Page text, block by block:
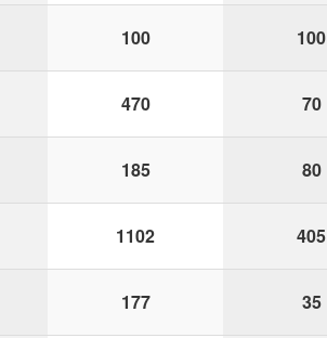
100 100
470 70
185 80
1102 405
177 35